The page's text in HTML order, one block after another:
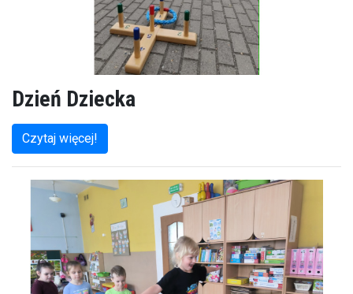
Dzień Dziecka
Czytaj więcej!